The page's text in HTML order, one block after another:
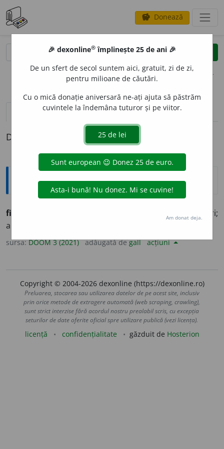
savings Donează
clear
opțiuni
definiții (1) pronunțievolume_up (50)
Definiția cu ID-ul 1301479:
Ortografice DOOM
fier
, (unelte; lanțuri;
aparate)
sursa:DOOM 3 (2021) adăugată degall acțiuni
Copyright © 2004-2026 dexonline (https://dexonline.ro)
Preluarea, stocarea sau utilizarea datelor de pe acest site, inclusiv
prin orice metode de extragere automată (web scraping, crawling),
sunt strict interzise fără acordul nostru prealabil scris, cu excepția
seturilor de date oferite oficial spre utilizare publică (vezi licența).
licență confidențialitate găzduit de Hosterion
🎉 dexonline® împlinește 25 de ani 🎉
De un sfert de secol suntem aici, gratuit, zi de zi,
pentru milioane de căutări.
Cu o mică donație aniversară ne-ați ajuta să păstrăm
cuvintele la îndemâna tuturor și pe viitor.
Am donat deja.